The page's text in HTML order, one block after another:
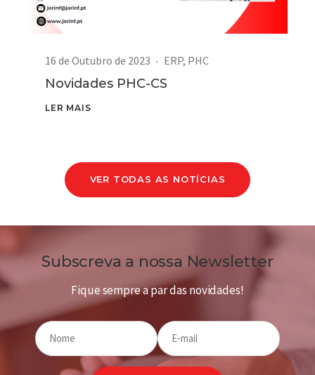
16 de Outubro de 2023 ERP, PHC
Novidades PHC-CS
LER MAIS
VER TODAS AS NOTÍCIAS
Subscreva a nossa Newsletter
Fique sempre a par das novidades!